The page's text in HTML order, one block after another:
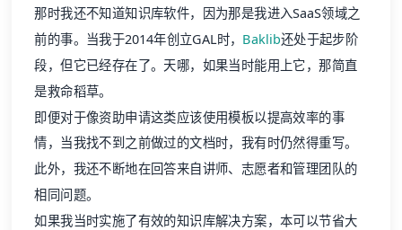
那时我还不知道知识库软件，因为那是我进入SaaS领域之
前的事。当我于2014年创立GAL时， Baklib还处于起步阶
段，但它已经存在了。天哪，如果当时能用上它，那简直
是救命稻草。
即便对于像资助申请这类应该使用模板以提高效率的事
情，当我找不到之前做过的文档时，我有时仍然得重写。
此外，我还不断地在回答来自讲师、志愿者和管理团队的
相同问题。
如果我当时实施了有效的知识库解决方案，本可以节省大